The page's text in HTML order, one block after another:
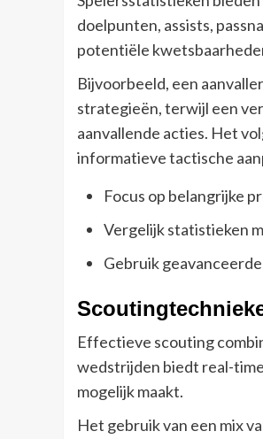
doelpunten, assists,
potentiële
Bijvoorbeeld, een
strategieën, terwijl een
aanvallende acties. Het
informatieve tactische
Focus op belangrijke
Vergelijk statistieken
Gebruik
Effectieve scouting
wedstrijden biedt real-
mogelijk maakt.
Het gebruik van een mix